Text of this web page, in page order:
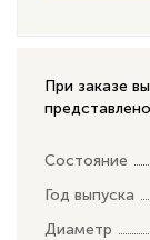
При заказе
Состояние
Год выпуска
Диаметр